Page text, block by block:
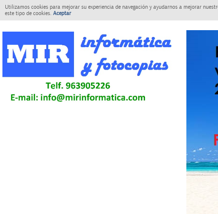
Utilizamos cookies para mejorar su experiencia de navegación y ayudarnos a mejorar
este tipo de cookies. Aceptar